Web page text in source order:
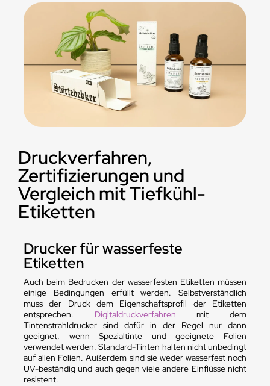
Druckverfahren,
Zertifizierungen und
Vergleich mit Tiefkühl-
Etiketten
Drucker für wasserfeste
Etiketten
Auch beim Bedrucken der wasserfesten Etiketten müssen
einige Bedingungen erfüllt werden. Selbstverständlich
muss der Druck dem Eigenschaftsprofil der Etiketten
entsprechen. Digitaldruckverfahren mit dem
Tintenstrahldrucker sind dafür in der Regel nur dann
geeignet, wenn Spezialtinte und geeignete Folien
verwendet werden. Standard-Tinten halten nicht unbedingt
auf allen Folien. Außerdem sind sie weder wasserfest noch
UV-beständig und auch gegen viele andere Einflüsse nicht
resistent.